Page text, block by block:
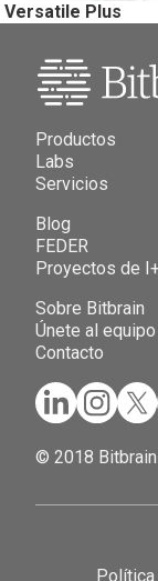
Versatile Plus
Productos
Labs
Servicios
Blog
FEDER
Proyectos de
Sobre Bitbrain
Únete al equipo
Contacto
© 2018